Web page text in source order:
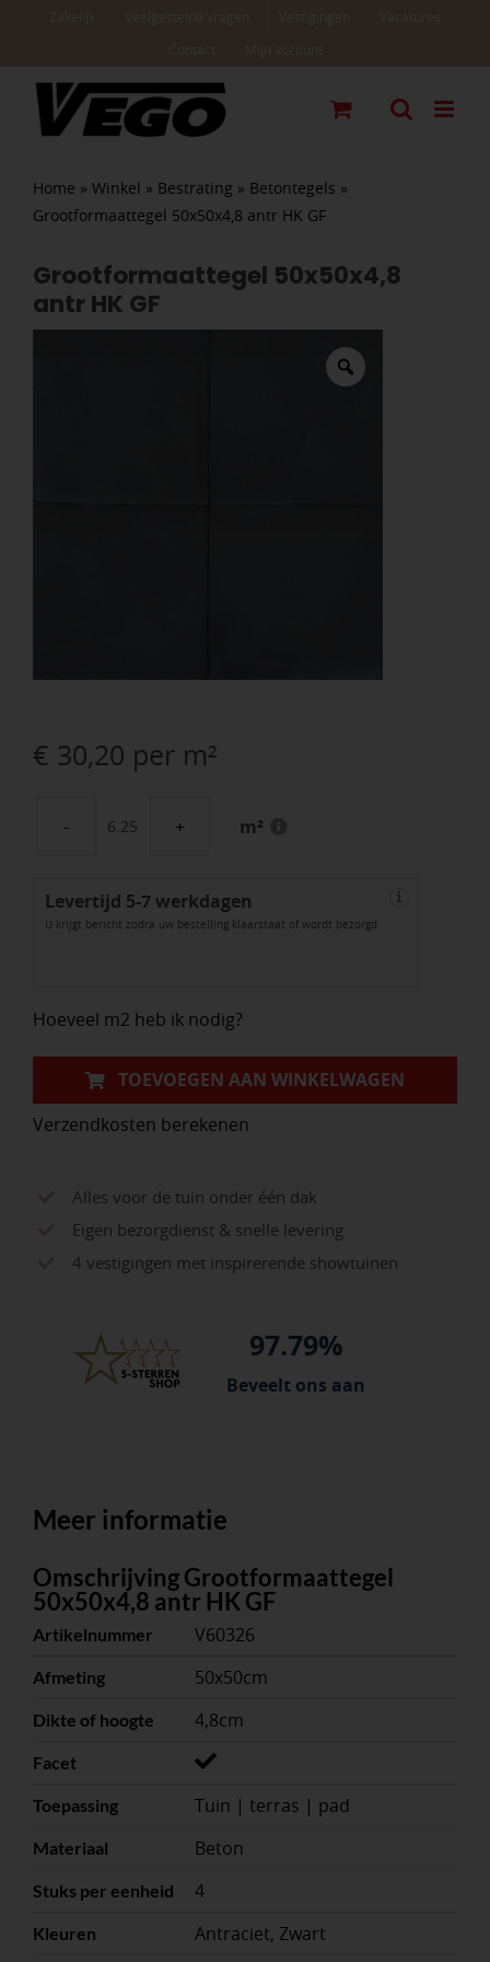
Home » Winkel » Bestrating » Betontegels »
Grootformaattegel 50x50x4,8 antr HK GF
Grootformaattegel 50x50x4,8
antr HK GF
€ 30,20 per m²
Grootformaattegel
antr
HK
m²
Levertijd 5-7 werkdagen
U krijgt bericht zodra uw bestelling klaarstaat of wordt bezorgd.
i
Hoeveel m2 heb ik nodig?
TOEVOEGEN AAN WINKELWAGEN
Verzendkosten berekenen
Alles voor de tuin onder één dak
Eigen bezorgdienst & snelle levering
4 vestigingen met inspirerende showtuinen
97.79%
Beveelt ons aan
Meer informatie
Omschrijving Grootformaattegel
50x50x4,8 antr HK GF
Artikelnummer V60326
Afmeting 50x50cm
Dikte of hoogte 4,8cm
Facet
Toepassing Tuin | terras | pad
Materiaal Beton
Stuks per eenheid 4
Kleuren Antraciet, Zwart